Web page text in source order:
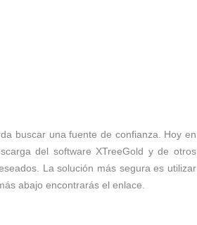
buscar una fuente de confianza. Hoy en
del software XTreeGold y de otros
La solución más segura es utilizar
abajo encontrarás el enlace.